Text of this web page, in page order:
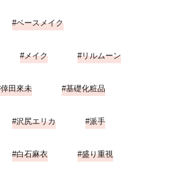
ベースメイク
メイク リルムーン
倖田來未 基礎化粧品
沢尻エリカ 派手
白石麻衣 盛り重視